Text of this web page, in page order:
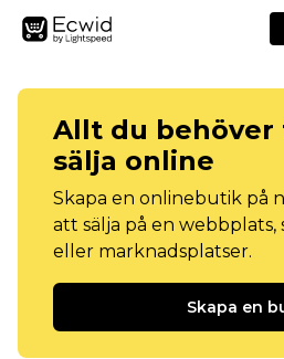
Allt du
sälja online
Skapa en onlinebutik på
att sälja på en webbplats,
eller marknadsplatser.
Skapa en